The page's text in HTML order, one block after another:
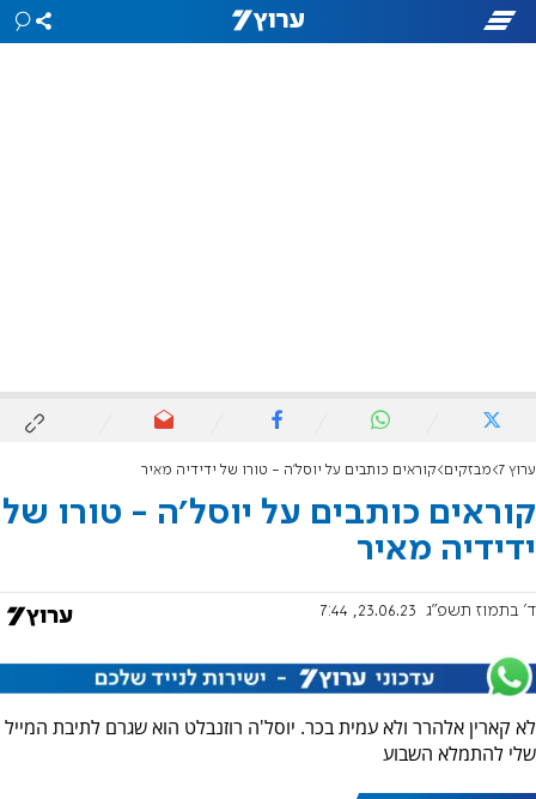
ערוץ 7 מבזקים קוראים כותבים על יוסל'ה - טורו של ידידיה מאיר
קוראים כותבים על יוסל'ה - טורו של
ידידיה מאיר
ד' בתמוז תשפ"ג 23.06.23, 7:44
לא קארין אלהרר ולא עמית בכר. יוסל'ה רוזנבלט הוא שגרם לתיבת המייל
שלי להתמלא השבוע